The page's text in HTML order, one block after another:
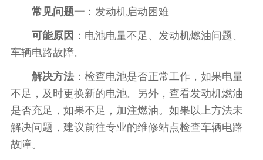
常见问题一：发动机启动困难
可能原因 ：电池电量不足、发动机燃油问题、
车辆电路故障。
解决方法：检查电池是否正常工作，如果电量
不足，及时更换新的电池。另外，查看发动机燃油
是否充足，如果不足，加注燃油。如果以上方法未
解决问题，建议前往专业的维修站点检查车辆电路
故障。